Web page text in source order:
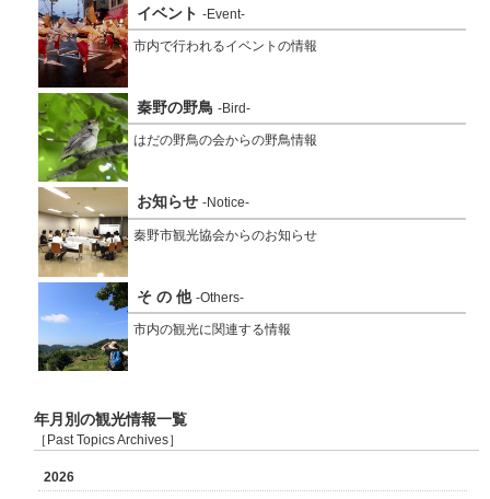
イベント -Event-
市内で行われるイベントの情報
秦野の野鳥 -Bird-
はだの野鳥の会からの野鳥情報
お知らせ -Notice-
秦野市観光協会からのお知らせ
そ の 他 -Others-
市内の観光に関連する情報
年月別の観光情報一覧
［Past Topics Archives］
2026